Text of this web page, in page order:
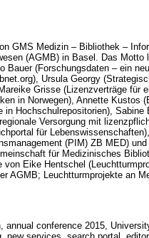
GMS Medizin – Bibliothek –
(AGMB) in Basel. Das Motto
(Forschungsdaten – ein
Ursula Georgy
Grisse (Lizenzverträge für
in Norwegen), Annette Kustos
Hochschulrepositorien),
Versorgung mit
für
(PIM) ZB MED)
für Medizinisches
Eike Hentschel
AGMB; Leuchtturmprojekte an
annual conference 2015,